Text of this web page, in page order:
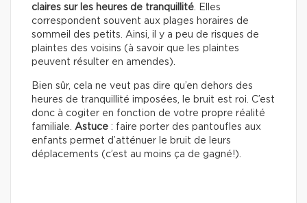
claires sur les heures de tranquillité. Elles
correspondent souvent aux plages horaires de
sommeil des petits. Ainsi, il y a peu de risques de
plaintes des voisins (à savoir que les plaintes
peuvent résulter en amendes).
Bien sûr, cela ne veut pas dire qu’en dehors des
heures de tranquillité imposées, le bruit est roi. C’est
donc à cogiter en fonction de votre propre réalité
familiale. Astuce : faire porter des pantoufles aux
enfants permet d’atténuer le bruit de leurs
déplacements (c’est au moins ça de gagné!).